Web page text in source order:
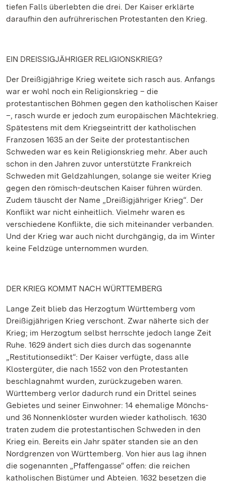
tiefen Falls überlebten die drei. Der Kaiser erklärte
daraufhin den aufrührerischen Protestanten den Krieg.
EIN DREISSIGJÄHRIGER RELIGIONSKRIEG?
Der Dreißigjährige Krieg weitete sich rasch aus. Anfangs
war er wohl noch ein Religionskrieg – die
protestantischen Böhmen gegen den katholischen Kaiser
–, rasch wurde er jedoch zum europäischen Mächtekrieg.
Spätestens mit dem Kriegseintritt der katholischen
Franzosen 1635 an der Seite der protestantischen
Schweden war es kein Religionskrieg mehr. Aber auch
schon in den Jahren zuvor unterstützte Frankreich
Schweden mit Geldzahlungen, solange sie weiter Krieg
gegen den römisch-deutschen Kaiser führen würden.
Zudem täuscht der Name „Dreißigjähriger Krieg“. Der
Konflikt war nicht einheitlich. Vielmehr waren es
verschiedene Konflikte, die sich miteinander verbanden.
Und der Krieg war auch nicht durchgängig, da im Winter
keine Feldzüge unternommen wurden.
DER KRIEG KOMMT NACH WÜRTTEMBERG
Lange Zeit blieb das Herzogtum Württemberg vom
Dreißigjährigen Krieg verschont. Zwar näherte sich der
Krieg; im Herzogtum selbst herrschte jedoch lange Zeit
Ruhe. 1629 ändert sich dies durch das sogenannte
„Restitutionsedikt“: Der Kaiser verfügte, dass alle
Klostergüter, die nach 1552 von den Protestanten
beschlagnahmt wurden, zurückzugeben waren.
Württemberg verlor dadurch rund ein Drittel seines
Gebietes und seiner Einwohner: 14 ehemalige Mönchs-
und 36 Nonnenklöster wurden wieder katholisch. 1630
traten zudem die protestantischen Schweden in den
Krieg ein. Bereits ein Jahr später standen sie an den
Nordgrenzen von Württemberg. Von hier aus lag ihnen
die sogenannten „Pfaffengasse“ offen: die reichen
katholischen Bistümer und Abteien. 1632 besetzen die